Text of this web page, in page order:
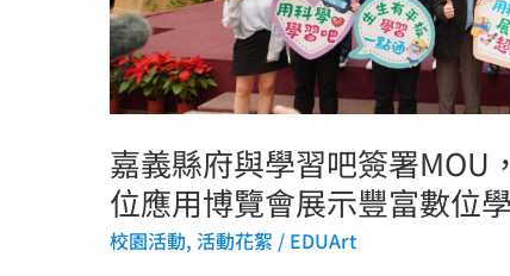
嘉義縣府與學習吧簽署MOU
位應用博覽會展示豐富數位
校園活動, 活動花絮 / EDUArt
MOU，
師
生
體
驗
AI
學
習